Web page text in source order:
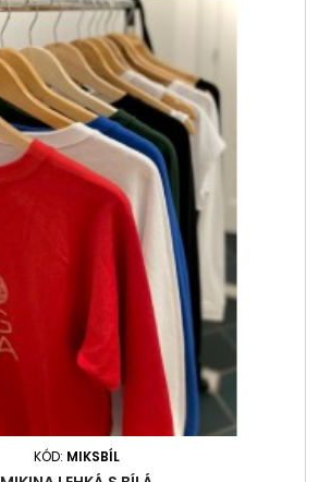
KÓD: MIKSBÍL